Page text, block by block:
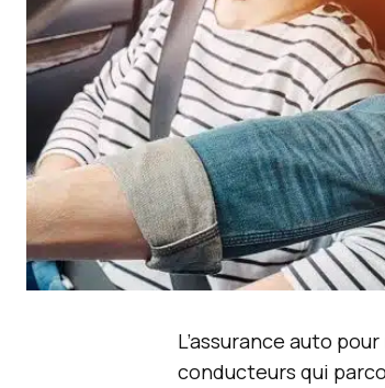
L’assurance auto
conducteurs qui